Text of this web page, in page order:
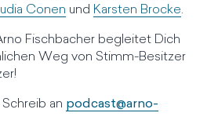
Conen und Karsten Brocke.
Fischbacher begleitet Dich
Weg von Stimm-Besitzer
Schreib an podcast@arno-